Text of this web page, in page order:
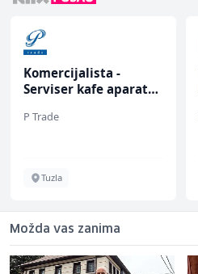
Komercijalista -
Serviser kafe aparata
P Trade
Tuzla
Možda vas zanima